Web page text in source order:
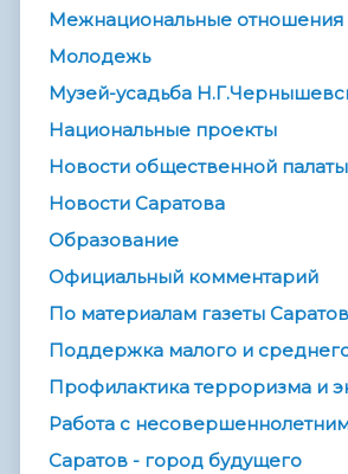
Межнациональные отношения
Молодежь
Музей-усадьба
Национальные проекты
Новости общественной
Новости Саратова
Образование
Официальный комментарий
По материалам газеты
Поддержка малого и
Профилактика терроризма и
Работа с
Саратов - город будущего